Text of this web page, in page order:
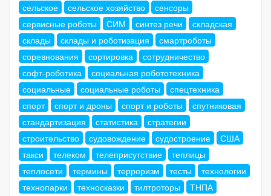
сельское
сельское хозяйство
сенсоры
сервисные роботы
СИМ синтез речи
складская
склады
склады и роботизация
смартроботы
соревнования
сортировка
сотрудничество
софт-роботика
социальная робототехника
социальные
социальные роботы
спецтехника
спорт
спорт и дроны спорт и роботы
спутниковая
стандартизация
статистика
стратегии
строительство
судовождение судостроение
США
такси
телеком телеприсутствие
теплицы
теплосети
термины терроризм тесты
технологии
технопарки
техносказки тилтроторы
ТНПА